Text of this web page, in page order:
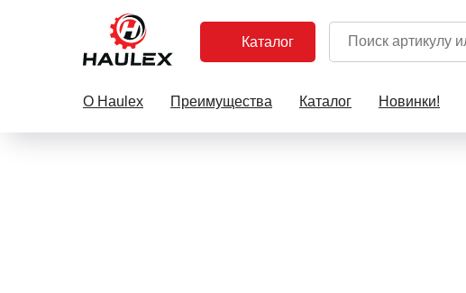
Каталог
О Haulex Преимущества Каталог Новинки!